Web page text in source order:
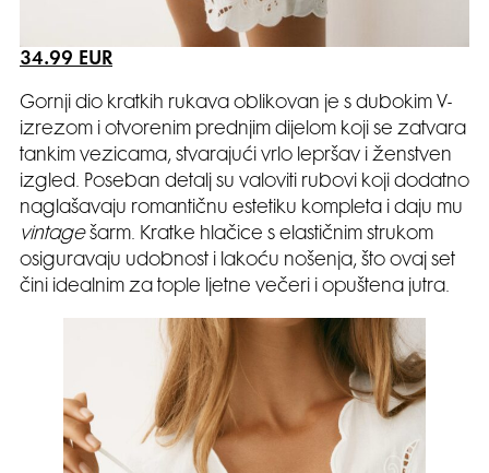
34.99 EUR
Gornji dio kratkih rukava oblikovan je s dubokim V-
izrezom i otvorenim prednjim dijelom koji se zatvara
tankim vezicama, stvarajući vrlo lepršav i ženstven
izgled. Poseban detalj su valoviti rubovi koji dodatno
naglašavaju romantičnu estetiku kompleta i daju mu
vintagešarm. Kratke hlačice s elastičnim strukom
osiguravaju udobnost i lakoću nošenja, što ovaj set
čini idealnim za tople ljetne večeri i opuštena jutra.